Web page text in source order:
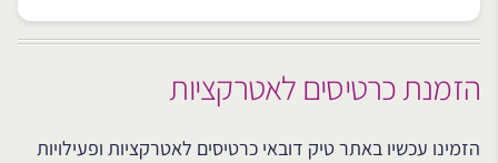
הזמנת כרטיסים לאטרקציות
הזמינו עכשיו באתר טיק דובאי כרטיסים לאטרקציות ופעילויות